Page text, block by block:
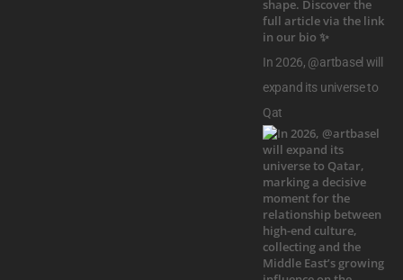
In 2026, @artbasel will
expand its universe to
Qat